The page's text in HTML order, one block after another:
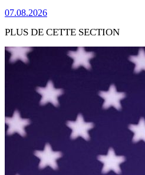
07.08.2026
PLUS DE CETTE SECTION